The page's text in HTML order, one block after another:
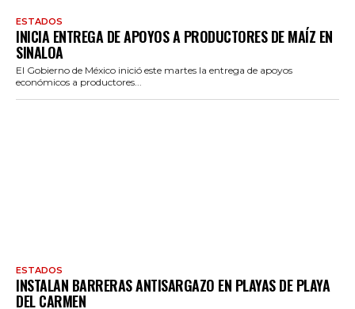
ESTADOS
INICIA ENTREGA DE APOYOS A PRODUCTORES DE MAÍZ EN
SINALOA
El Gobierno de México inició este martes la entrega de apoyos
económicos a productores...
ESTADOS
INSTALAN BARRERAS ANTISARGAZO EN PLAYAS DE PLAYA
DEL CARMEN